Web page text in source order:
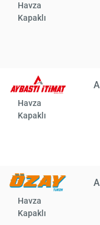
Havza
Kapaklı
Havza
Kapaklı
Havza
Kapaklı